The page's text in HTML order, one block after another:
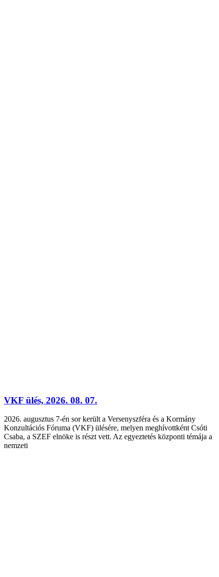
VKF ülés, 2026. 08. 07.
2026. augusztus 7-én sor került a Versenyszféra és a Kormány
Konzultációs Fóruma (VKF) ülésére, melyen meghívottként Csóti
Csaba, a SZEF elnöke is részt vett. Az egyeztetés központi témája a
nemzeti